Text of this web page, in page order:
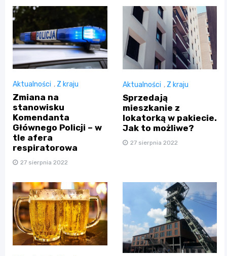
Aktualności , Z kraju
Zmiana na
stanowisku
Komendanta
Głównego Policji – w
tle afera
respiratorowa
27 sierpnia 2022
Aktualności , Z kraju
Sprzedają
mieszkanie z
lokatorką w pakiecie.
Jak to możliwe?
27 sierpnia 2022